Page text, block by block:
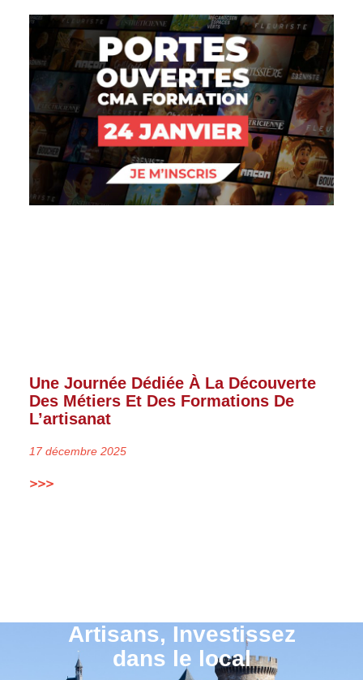
Une Journée Dédiée À La Découverte
Des Métiers Et Des Formations De
L’artisanat
17 décembre 2025
>>>
Artisans, Investissez
dans le local